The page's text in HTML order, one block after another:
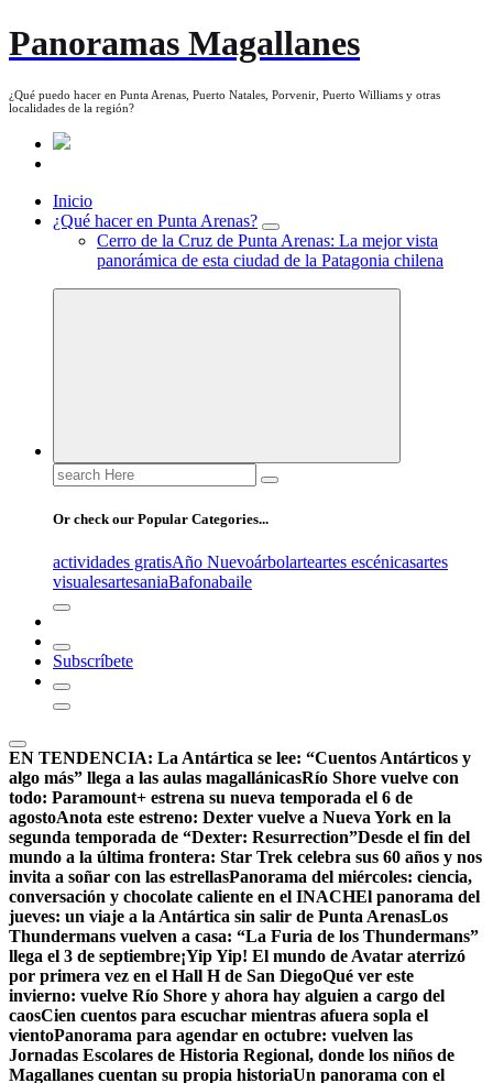
Panoramas Magallanes
¿Qué puedo hacer en Punta Arenas, Puerto Natales, Porvenir, Puerto Williams y otras
localidades de la región?
Inicio
¿Qué hacer en Punta Arenas?
Cerro de la Cruz de Punta Arenas: La mejor vista
panorámica de esta ciudad de la Patagonia chilena
Search
for:
Or check our Popular Categories...
actividades gratisAño Nuevoárbolarteartes escénicasartes
visualesartesaniaBafonabaile
Subscríbete
EN TENDENCIA: La Antártica se lee: “Cuentos Antárticos y
algo más” llega a las aulas magallánicasRío Shore vuelve con
todo: Paramount+ estrena su nueva temporada el 6 de
agostoAnota este estreno: Dexter vuelve a Nueva York en la
segunda temporada de “Dexter: Resurrection”Desde el fin del
mundo a la última frontera: Star Trek celebra sus 60 años y nos
invita a soñar con las estrellasPanorama del miércoles: ciencia,
conversación y chocolate caliente en el INACHEl panorama del
jueves: un viaje a la Antártica sin salir de Punta ArenasLos
Thundermans vuelven a casa: “La Furia de los Thundermans”
llega el 3 de septiembre¡Yip Yip! El mundo de Avatar aterrizó
por primera vez en el Hall H de San DiegoQué ver este
invierno: vuelve Río Shore y ahora hay alguien a cargo del
caosCien cuentos para escuchar mientras afuera sopla el
vientoPanorama para agendar en octubre: vuelven las
Jornadas Escolares de Historia Regional, donde los niños de
Magallanes cuentan su propia historiaUn panorama con el